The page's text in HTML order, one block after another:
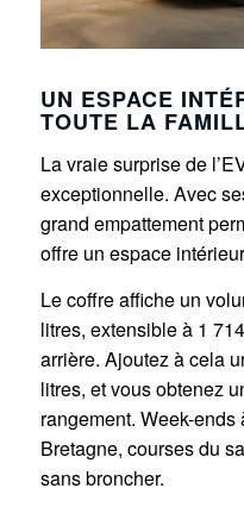
UN ESPACE
TOUTE LA
La vraie surprise de
exceptionnelle. Avec
grand empattement
offre un espace
Le coffre affiche un
litres, extensible à 1
arrière. Ajoutez à cela
litres, et vous obtenez
rangement. Week-
Bretagne, courses du
sans broncher.